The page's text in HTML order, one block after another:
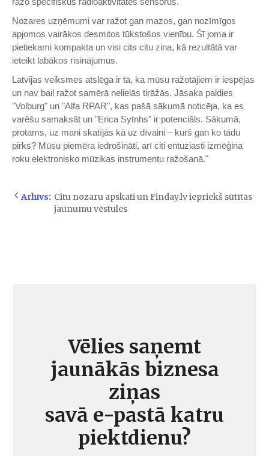
Nozares uzņēmumi var ražot gan mazos, gan nozīmīgos
apjomos vairākos desmitos tūkstošos vienību. Šī joma ir
pietiekami kompakta un visi cits citu zina, kā rezultātā var
ieteikt labākos risinājumus.
Latvijas veiksmes atslēga ir tā, ka mūsu ražotājiem ir iespējas
un nav bail ražot samērā nelielās tirāžās. Jāsaka paldies
"Volburg" un "Alfa RPAR", kas pašā sākumā noticēja, ka es
varēšu samaksāt un "Erica Sytnhs" ir potenciāls. Sākumā,
protams, uz mani skatījās kā uz dīvaini – kurš gan ko tādu
pirks? Mūsu piemēra iedrošināti, arī citi entuziasti izmēģina
roku elektronisko mūzikas instrumentu ražošanā."
Arhīvs: Citu nozaru apskati un Finday.lv iepriekš sūtītās
jaunumu vēstules
Vēlies saņemt
jaunākās biznesa
ziņas
savā e-pastā katru
piektdienu?